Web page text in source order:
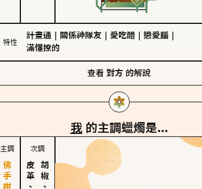
特性
計畫通 關係神隊友 愛吃醋 戀愛腦
滿懂撩的
查看 對方 的解說
我 的主調蠟燭是...
主調 次調